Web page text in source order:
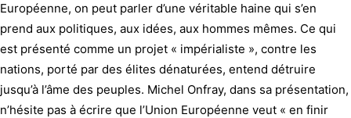
Européenne, on peut parler d’une véritable haine qui s’en
prend aux politiques, aux idées, aux hommes mêmes. Ce qui
est présenté comme un projet « impérialiste », contre les
nations, porté par des élites dénaturées, entend détruire
jusqu’à l’âme des peuples. Michel Onfray, dans sa présentation,
n’hésite pas à écrire que l’Union Européenne veut « en finir